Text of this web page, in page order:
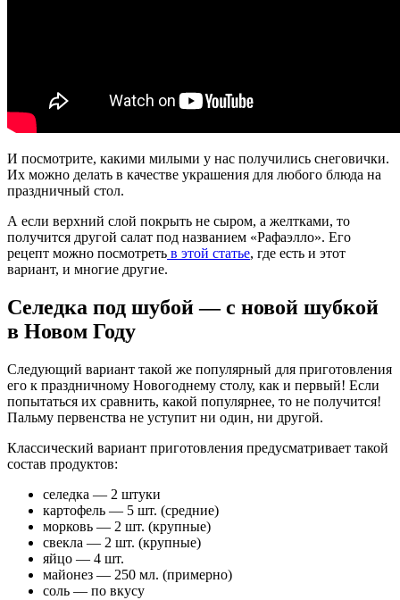
И посмотрите, какими милыми у нас получились снеговички.
Их можно делать в качестве украшения для любого блюда на
праздничный стол.
А если верхний слой покрыть не сыром, а желтками, то
получится другой салат под названием «Рафаэлло». Его
рецепт можно посмотреть в этой статье, где есть и этот
вариант, и многие другие.
Селедка под шубой — с новой шубкой
в Новом Году
Следующий вариант такой же популярный для приготовления
его к праздничному Новогоднему столу, как и первый! Если
попытаться их сравнить, какой популярнее, то не получится!
Пальму первенства не уступит ни один, ни другой.
Классический вариант приготовления предусматривает такой
состав продуктов:
селедка — 2 штуки
картофель — 5 шт. (средние)
морковь — 2 шт. (крупные)
свекла — 2 шт. (крупные)
яйцо — 4 шт.
майонез — 250 мл. (примерно)
соль — по вкусу